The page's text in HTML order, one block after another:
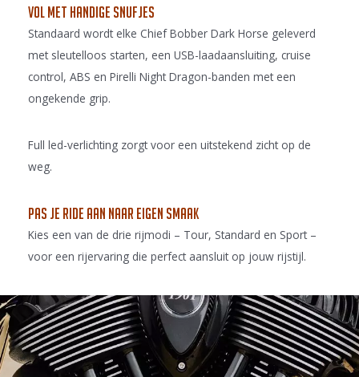
Vol met handige snufjes
Standaard wordt elke Chief Bobber Dark Horse geleverd
met sleutelloos starten, een USB-laadaansluiting, cruise
control, ABS en Pirelli Night Dragon-banden met een
ongekende grip.
Full led-verlichting zorgt voor een uitstekend zicht op de
weg.
Pas je ride aan naar eigen smaak
Kies een van de drie rijmodi – Tour, Standard en Sport –
voor een rijervaring die perfect aansluit op jouw rijstijl.